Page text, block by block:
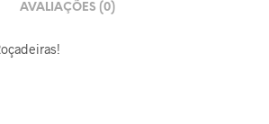
AVALIAÇÕES (0)